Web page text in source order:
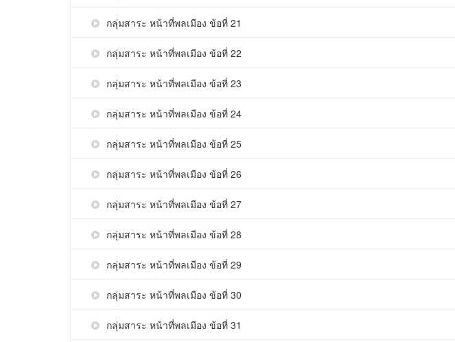
กลุ่มสาระ หน้าที่พลเมือง ข้อที่ 21
กลุ่มสาระ หน้าที่พลเมือง ข้อที่ 22
กลุ่มสาระ หน้าที่พลเมือง ข้อที่ 23
กลุ่มสาระ หน้าที่พลเมือง ข้อที่ 24
กลุ่มสาระ หน้าที่พลเมือง ข้อที่ 25
กลุ่มสาระ หน้าที่พลเมือง ข้อที่ 26
กลุ่มสาระ หน้าที่พลเมือง ข้อที่ 27
กลุ่มสาระ หน้าที่พลเมือง ข้อที่ 28
กลุ่มสาระ หน้าที่พลเมือง ข้อที่ 29
กลุ่มสาระ หน้าที่พลเมือง ข้อที่ 30
กลุ่มสาระ หน้าที่พลเมือง ข้อที่ 31